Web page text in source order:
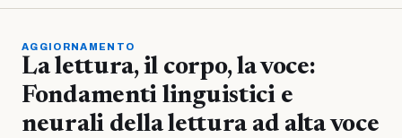
AGGIORNAMENTO
La lettura, il corpo, la voce:
Fondamenti linguistici e
neurali della lettura ad alta voce